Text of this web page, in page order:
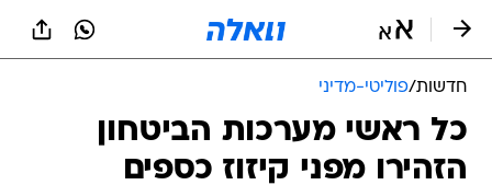
חדשות/פוליטי-מדיני
כל ראשי מערכות הביטחון
הזהירו מפני קיזוז כספים